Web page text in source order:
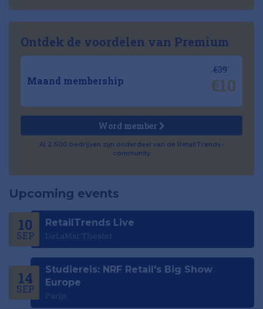
Ontdek de voordelen van Premium
Maand membership
€39
€10
Word member
Al 2.500 bedrijven zijn onderdeel van de RetailTrends-
community
Upcoming events
10
SEP
RetailTrends Live
DeLaMar Theater
14
SEP
Studiereis: NRF Retail's Big Show
Europe
Parijs